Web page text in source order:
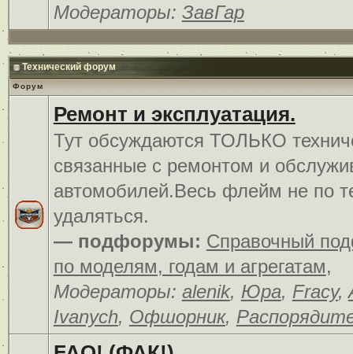
Модераторы: ЗавГар
Технический форум
Форум
Ремонт и эксплуатация.
Тут обсуждаются ТОЛЬКО
связанные с ремонтом и
автомобилей.Весь флейм не по
удаляться.
— подфорумы: Справочный
по моделям, годам и агрегатам,
Модераторы: alenik, Юра, Fracy,
Ivanych, Офшорник,